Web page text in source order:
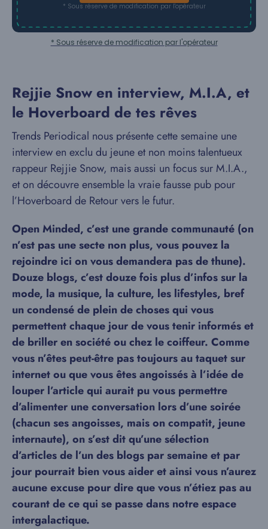
* Sous réserve de modification par l'opérateur
* Sous réserve de modification par l'opérateur
Rejjie Snow en interview, M.I.A, et
le Hoverboard de tes rêves
Trends Periodical nous présente cette semaine une
interview en exclu du jeune et non moins talentueux
rappeur Rejjie Snow, mais aussi un focus sur M.I.A.,
et on découvre ensemble la vraie fausse pub pour
l’Hoverboard de Retour vers le futur.
Open Minded, c’est une grande communauté (on
n’est pas une secte non plus, vous pouvez la
rejoindre ici on vous demandera pas de thune).
Douze blogs, c’est douze fois plus d’infos sur la
mode, la musique, la culture, les lifestyles, bref
un condensé de plein de choses qui vous
permettent chaque jour de vous tenir informés et
de briller en société ou chez le coiffeur. Comme
vous n’êtes peut-être pas toujours au taquet sur
internet ou que vous êtes angoissés à l’idée de
louper l’article qui aurait pu vous permettre
d’alimenter une conversation lors d’une soirée
(chacun ses angoisses, mais on compatit, jeune
internaute), on s’est dit qu’une sélection
d’articles de l’un des blogs par semaine et par
jour pourrait bien vous aider et ainsi vous n’aurez
aucune excuse pour dire que vous n’étiez pas au
courant de ce qui se passe dans notre espace
intergalactique.